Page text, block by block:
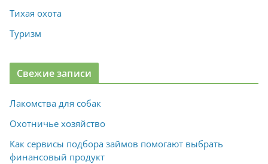
Тихая охота
Туризм
Свежие записи
Лакомства для собак
Охотничье хозяйство
Как сервисы подбора займов помогают выбрать
финансовый продукт